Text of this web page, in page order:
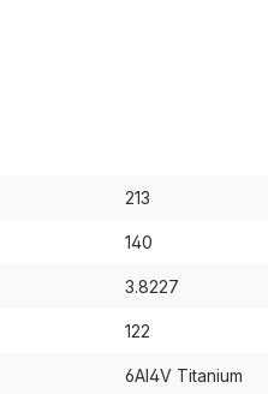
213
140
3.8227
122
6Al4V Titanium